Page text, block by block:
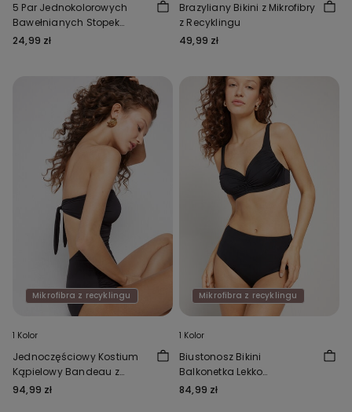
5 Par Jednokolorowych
Bawełnianych Stopek
Unisex
24,99 zł
Brazyliany Bikini z Mikrofibry
z Recyklingu
49,99 zł
Mikrofibra z recyklingu
1 Kolor
Jednoczęściowy Kostium
Kąpielowy Bandeau z
Marszczeniem z Mikrofibry z
94,99 zł
Mikrofibra z recyklingu
1 Kolor
Biustonosz Bikini
Balkonetka Lekko
Usztywniony z
84,99 zł